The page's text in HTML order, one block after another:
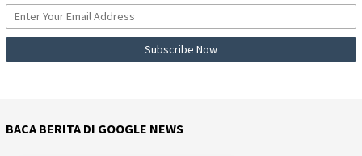
BACA BERITA DI GOOGLE NEWS